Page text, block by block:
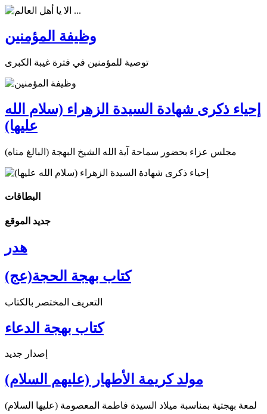
وظيفة المؤمنين
توصية للمؤمنين في فترة غيبة الكبرى
إحياء ذكرى شهادة السيدة الزهراء (سلام الله
عليها)
مجلس عزاء بحضور سماحة آية الله الشيخ البهجة (البالغ مناه)
البطاقات
جديد الموقع
هدر
كتاب بهجة الحجة(عج)
التعريف المختصر بالكتاب
كتاب بهجة الدعاء
إصدار جديد
مولد كريمة الأطهار (عليهم السلام)
لمعة بهجتية بمناسبة ميلاد السيدة فاطمة المعصومة (عليها السلام)